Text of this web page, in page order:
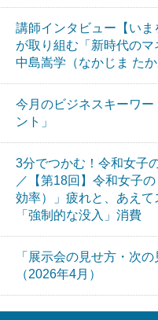
講師インタビュー【いま
が取り組む「新時代のマ
中島嵩学（なかじま た
今月のビジネスキーワー
ント」
3分でつかむ！令和女子
／【第18回】令和女子
効率）」疲れと、あえて
「強制的な没入」消費
「展示会の見せ方・次の
（2026年4月）